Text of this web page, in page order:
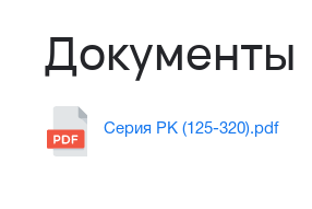
Документы
Серия PK (125-320).pdf